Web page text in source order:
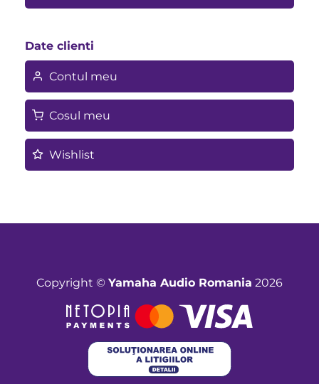
Date clienti
Contul meu
Cosul meu
Wishlist
Copyright © Yamaha Audio Romania 2026